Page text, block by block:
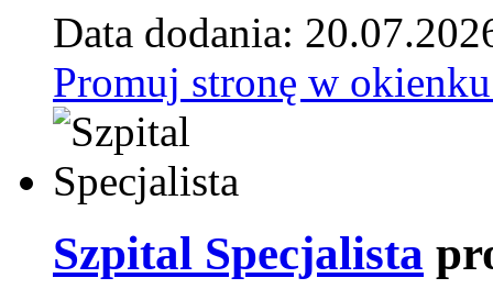
Data dodania:
Promuj stronę w
Szpital Specjalista